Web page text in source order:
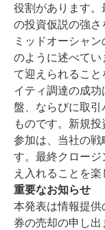
役割があります
の投資仮説の強さ
ミッドオーシャ
のように述べて
て迎えられるこ
イティ調達の成
盤、ならびに取
ものです。新規
参加は、当社の戦
す。最終クロー
え入れることを楽
重要なお知らせ
本発表は情報提
券の売却の申し